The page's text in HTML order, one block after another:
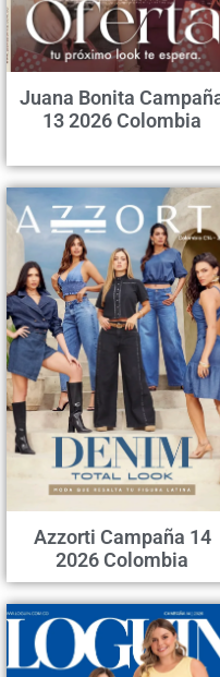
Juana Bonita
13 2026 Colombia
Azzorti Campaña 14
2026 Colombia